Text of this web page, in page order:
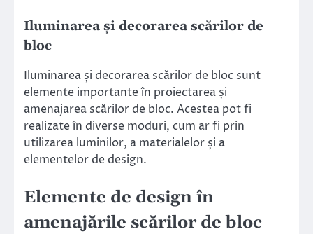
Iluminarea și decorarea scărilor de
bloc
Iluminarea și decorarea scărilor de bloc sunt
elemente importante în proiectarea și
amenajarea scărilor de bloc. Acestea pot fi
realizate în diverse moduri, cum ar fi prin
utilizarea luminilor, a materialelor și a
elementelor de design.
Elemente de design în
amenajările scărilor de bloc